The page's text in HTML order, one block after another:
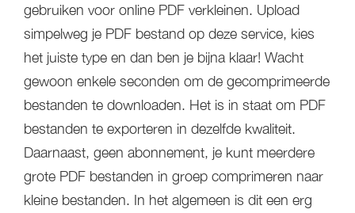
gebruiken voor online PDF verkleinen. Upload
simpelweg je PDF bestand op deze service, kies
het juiste type en dan ben je bijna klaar! Wacht
gewoon enkele seconden om de gecomprimeerde
bestanden te downloaden. Het is in staat om PDF
bestanden te exporteren in dezelfde kwaliteit.
Daarnaast, geen abonnement, je kunt meerdere
grote PDF bestanden in groep comprimeren naar
kleine bestanden. In het algemeen is dit een erg